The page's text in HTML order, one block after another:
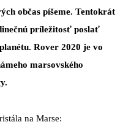
občas píšeme. Tentokrát
príležitosť poslať
Rover 2020 je vo
marsovského
na Marse: